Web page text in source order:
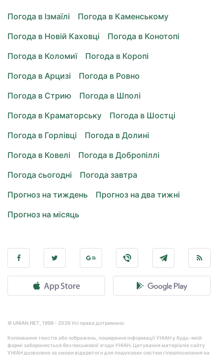
Погода в Ізмаїлі
Погода в Каменському
Погода в Новій Каховці
Погода в Конотопі
Погода в Коломиї
Погода в Коропі
Погода в Арцизі
Погода в Ровно
Погода в Стрию
Погода в Шполі
Погода в Краматорську
Погода в Шостці
Погода в Горлівці
Погода в Долині
Погода в Ковелі
Погода в Добропіллі
Погода сьогодні
Погода завтра
Прогноз на тиждень
Прогноз на два тижні
Прогноз на місяць
© UNIAN.NET, 1998 - 2026 Усі права дотримано.
Копіювання текстів або зображень, поширення інформації УНІАН у будь-якій
формі забороняється без письмової згоди УНІАН. Цитування матеріалів сайту
УНІАН дозволено за умови відкритого для пошукових систем гіперпосилання на